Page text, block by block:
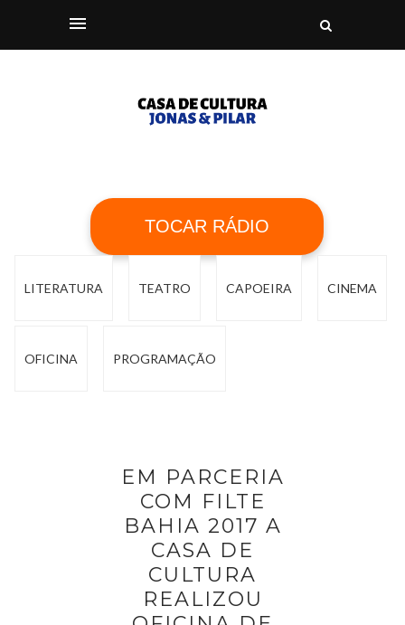
TOCAR RÁDIO
LITERATURA TEATRO CAPOEIRA CINEMA
OFICINA PROGRAMAÇÃO
EM PARCERIA
COM FILTE
BAHIA 2017 A
CASA DE
CULTURA
REALIZOU